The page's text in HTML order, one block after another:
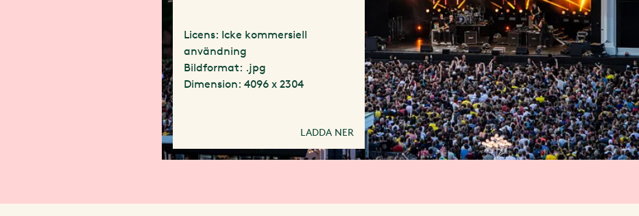
Licens: Icke kommersiell
användning
Bildformat: .jpg
Dimension: 4096 x 2304
LADDA NER